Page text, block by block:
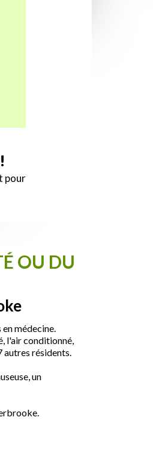
pour
OU DU
médecine.
l'air conditionné,
autres résidents.
un